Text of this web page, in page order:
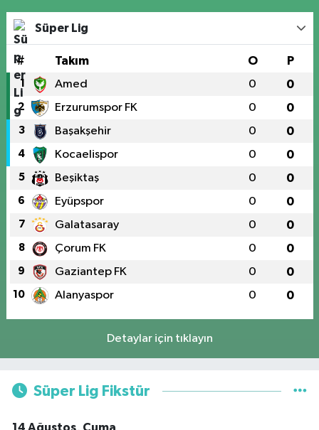
Süper Lig
# Takım O P
1 Amed 0 0
2 Erzurumspor FK 0 0
3 Başakşehir 0 0
4 Kocaelispor 0 0
5 Beşiktaş 0 0
6 Eyüpspor 0 0
7 Galatasaray 0 0
8 Çorum FK 0 0
9 Gaziantep FK 0 0
10 Alanyaspor 0 0
Detaylar için tıklayın
Süper Lig Fikstür
14 Ağustos, Cuma